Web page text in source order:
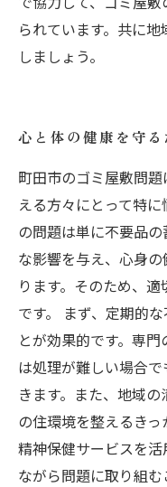
られています。共に
しましょう。
心と体の健康を守
町田市のゴミ屋敷問
える方々にとって特
の問題は単に不要品
な影響を与え、心身
ります。そのため、
です。 まず、定期的
とが効果的です。専
は処理が難しい場合
きます。また、地域
の住環境を整えるき
精神保健サービスを
ながら問題に取り組